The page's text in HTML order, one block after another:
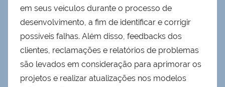
em seus veículos durante o processo de
desenvolvimento, a fim de identificar e corrigir
possíveis falhas. Além disso, feedbacks dos
clientes, reclamações e relatórios de problemas
são levados em consideração para aprimorar os
projetos e realizar atualizações nos modelos